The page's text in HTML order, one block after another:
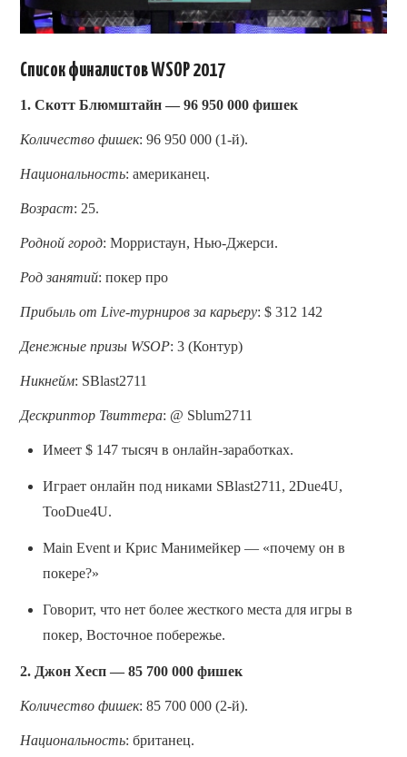
Список финалистов WSOP 2017
1. Скотт Блюмштайн — 96 950 000 фишек
Количество фишек: 96 950 000 (1-й).
Национальность: американец.
Возраст: 25.
Родной город: Морристаун, Нью-Джерси.
Род занятий: покер про
Прибыль от Live-турниров за карьеру: $ 312 142
Денежные призы WSOP: 3 (Контур)
Никнейм: SBlast2711
Дескриптор Твиттера: @ Sblum2711
Имеет $ 147 тысяч в онлайн-заработках.
Играет онлайн под никами SBlast2711, 2Due4U,
TooDue4U.
Main Event и Крис Манимейкер — «почему он в
покере?»
Говорит, что нет более жесткого места для игры в
покер, Восточное побережье.
2. Джон Хесп — 85 700 000 фишек
Количество фишек: 85 700 000 (2-й).
Национальность: британец.